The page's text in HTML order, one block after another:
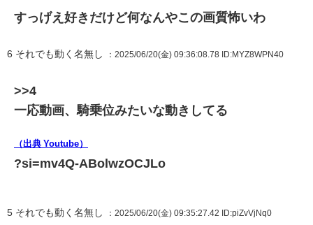
すっげえ好きだけど何なんやこの画質怖いわ
6 それでも動く名無し ：2025/06/20(金) 09:36:08.78 ID:MYZ8WPN40
>>4
一応動画、騎乗位みたいな動きしてる
（出典 Youtube）
?si=mv4Q-ABolwzOCJLo
5 それでも動く名無し ：2025/06/20(金) 09:35:27.42 ID:piZvVjNq0